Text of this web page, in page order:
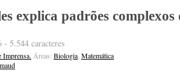
explica padrões
5.544 caracteres
Imprensa. Áreas: Biologia Matemática